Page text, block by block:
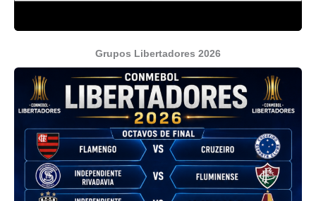
Grupos Libertadores 2026